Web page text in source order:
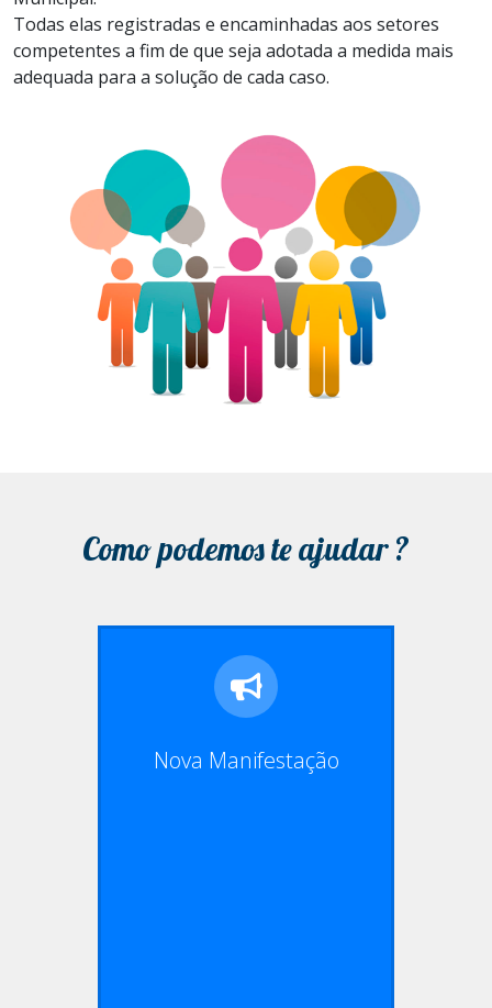
Todas elas registradas e encaminhadas aos setores
competentes a fim de que seja adotada a medida mais
adequada para a solução de cada caso.
Como podemos te ajudar ?
Nova Manifestação